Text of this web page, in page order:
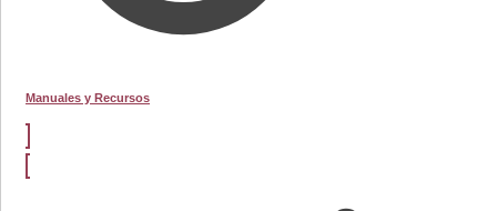
Manuales y Recursos